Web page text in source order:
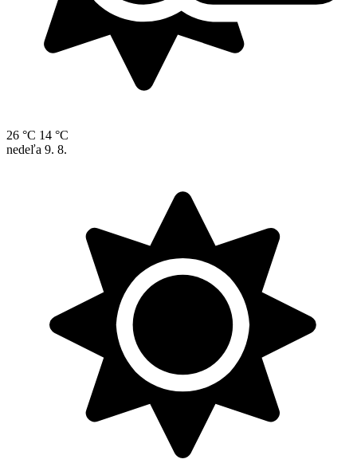
26 °C 14 °C
nedeľa 9. 8.